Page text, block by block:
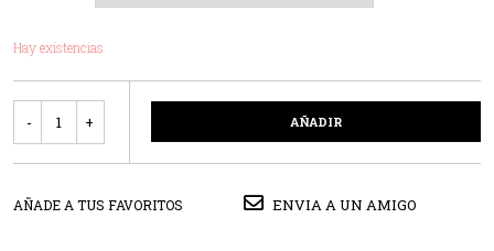
Hay existencias
AÑADIR
AÑADE A TUS FAVORITOS ENVIA A UN AMIGO